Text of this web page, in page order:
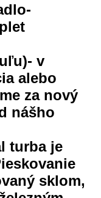
v
alebo
za nový
nášho
turba je
sklom,